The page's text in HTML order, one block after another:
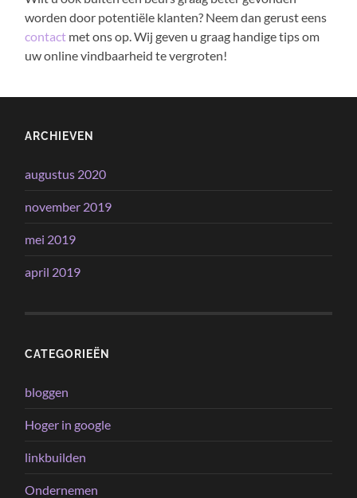
worden door potentiële klanten? Neem dan gerust eens
contact met ons op. Wij geven u graag handige tips om
uw online vindbaarheid te vergroten!
ARCHIEVEN
augustus 2020
november 2019
mei 2019
april 2019
CATEGORIEËN
bloggen
Hoger in google
linkbuilden
Ondernemen